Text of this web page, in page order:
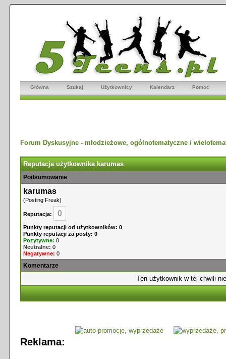
Główna Szukaj Użytkownicy Kalendarz Pomoc
Forum Dyskusyjne - młodzieżowe, ogólnotematyczne /
Reputacja użytkownika karumas
Podsumowanie
karumas
(Posting Freak)
Reputacja: 0
Punkty reputacji od użytkowników: 0
Punkty reputacji za posty: 0
Pozytywne: 0
Neutralne: 0
Negatywne: 0
Komentarze
Ten użytkownik w tej chwili
Reklama: